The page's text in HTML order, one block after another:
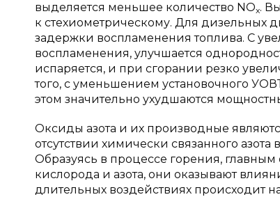
выделяется меньшее количество NOx.
к стехиометрическому. Для дизельных
задержки воспламенения топлива. С
воспламенения, улучшается
испаряется, и при сгорании резко
того, с уменьшением установочного
этом значительно ухудшаются
Оксиды азота и их производные
отсутствии химически связанного
Образуясь в процессе горения,
кислорода и азота, они оказывают
длительных воздействиях происходит